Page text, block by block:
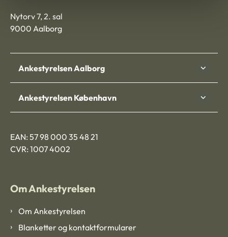
Nytorv 7, 2. sal
9000 Aalborg
Ankestyrelsen Aalborg
Ankestyrelsen København
EAN: 57 98 000 35 48 21
CVR: 1007 4002
Om Ankestyrelsen
Om Ankestyrelsen
Blanketter og kontaktformularer